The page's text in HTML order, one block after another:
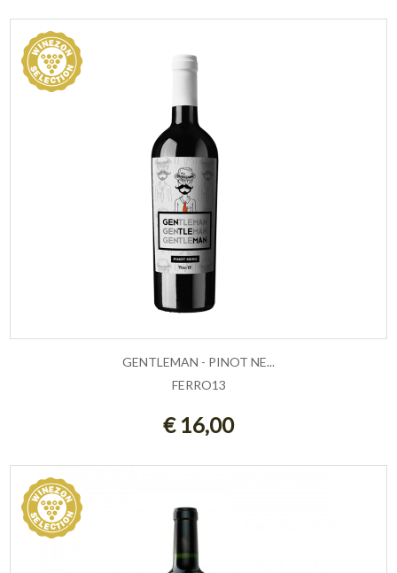
ESAURITO
GENTLEMAN - PINOT NE...
FERRO13
€ 16,00